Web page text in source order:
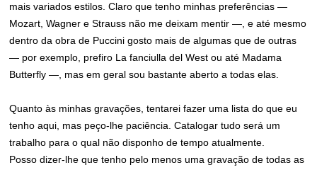
mais variados estilos. Claro que tenho minhas preferências —
Mozart, Wagner e Strauss não me deixam mentir —, e até mesmo
dentro da obra de Puccini gosto mais de algumas que de outras
— por exemplo, prefiro La fanciulla del West ou até Madama
Butterfly —, mas em geral sou bastante aberto a todas elas.
Quanto às minhas gravações, tentarei fazer uma lista do que eu
tenho aqui, mas peço-lhe paciência. Catalogar tudo será um
trabalho para o qual não disponho de tempo atualmente.
Posso dizer-lhe que tenho pelo menos uma gravação de todas as